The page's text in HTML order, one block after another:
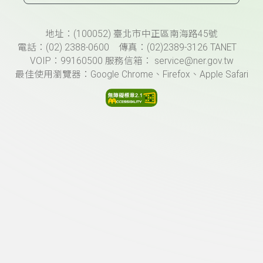
頁尾資訊地址：(100052) 臺北市中正區南海路45號
電話：(02) 2388-0600 傳真：(02)2389-3126 TANET
VOIP：99160500 服務信箱： service@ner.gov.tw
最佳使用瀏覽器：Google Chrome、Firefox、Apple Safari